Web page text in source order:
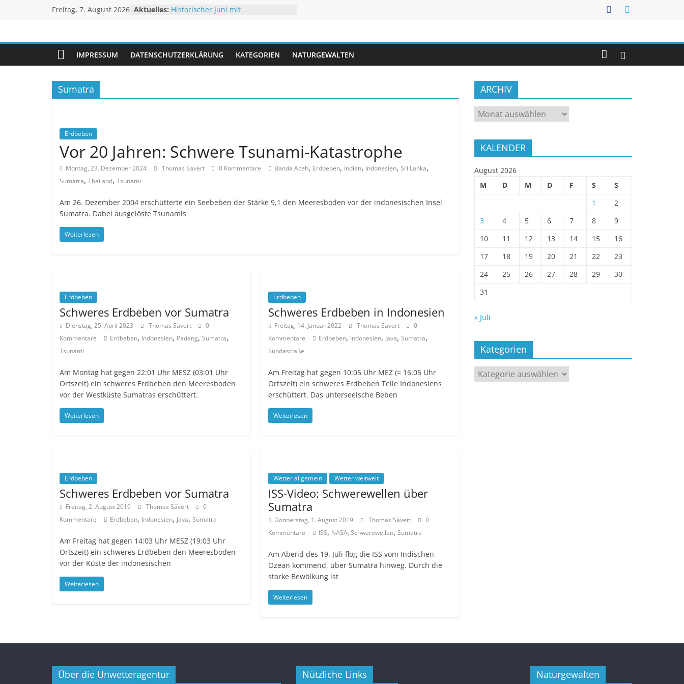
Freitag, 7. August 2026 Aktuelles: Historischer Juni mit
Rheinpegel mit neuen Rekorden
Sturm BERTHA trifft USA
Extremes Niedrigwasser – kaum
Unwetteragentur
powered
Thomas
Sävert
IMPRESSUM DATENSCHUTZERKLÄRUNG KATEGORIEN NATURGEWALTEN
Sumatra
Erdbeben
Vor 20 Jahren: Schwere Tsunami-Katastrophe
Montag, 23. Dezember 2024 Thomas Sävert 0 Kommentare Banda Aceh, Erdbeben, Indien, Indonesien, Sri Lanka,
Sumatra, Thailand, Tsunami
Am 26. Dezember 2004 erschütterte ein Seebeben der Stärke 9,1 den Meeresboden vor der indonesischen Insel
Sumatra. Dabei ausgelöste Tsunamis
Weiterlesen
Erdbeben
Schweres Erdbeben vor Sumatra
Dienstag, 25. April 2023 Thomas Sävert
0
Kommentare
Erdbeben, Indonesien, Padang, Sumatra,
Tsunami
Am Montag hat gegen 22:01 Uhr MESZ (03:01 Uhr
Ortszeit) ein schweres Erdbeben den Meeresboden
vor der Westküste Sumatras erschüttert.
Weiterlesen
Erdbeben
Schweres Erdbeben in Indonesien
Freitag, 14. Januar 2022 Thomas Sävert
0
Kommentare
Erdbeben, Indonesien, Java,Sumatra,
Sundastraße
Am Freitag hat gegen 10:05 Uhr MEZ (= 16:05 Uhr
Ortszeit) ein schweres Erdbeben Teile Indonesiens
erschüttert. Das unterseeische Beben
Weiterlesen
Erdbeben
Schweres Erdbeben vor Sumatra
Freitag, 2. August 2019 Thomas Sävert
0
Kommentare
Erdbeben, Indonesien, Java, Sumatra
Am Freitag hat gegen 14:03 Uhr MESZ (19:03 Uhr
Ortszeit) ein schweres Erdbeben den Meeresboden
vor der Küste der indonesischen
Weiterlesen
Wetter allgemein Wetter weltweit
ISS-Video: Schwerewellen über
Sumatra
Donnerstag, 1. August 2019 Thomas Sävert
0
Kommentare
ISS, NASA; Schwerewellen,Sumatra
Am Abend des 19. Juli flog die ISS vom Indischen
Ozean kommend, über Sumatra hinweg. Durch die
starke Bewölkung ist
Weiterlesen
ARCHIV
ARCHIV
KALENDER
August 2026
M
D M D F S
S
1
2
3
4 5 6 7 8
9
10
11 12 13 14 15
16
17
18 19 20 21 22
23
24
25 26 27 28 29
30
31
« Juli
Kategorien
Kategorien
Über die Unwetteragentur Nützliche Links Naturgewalten